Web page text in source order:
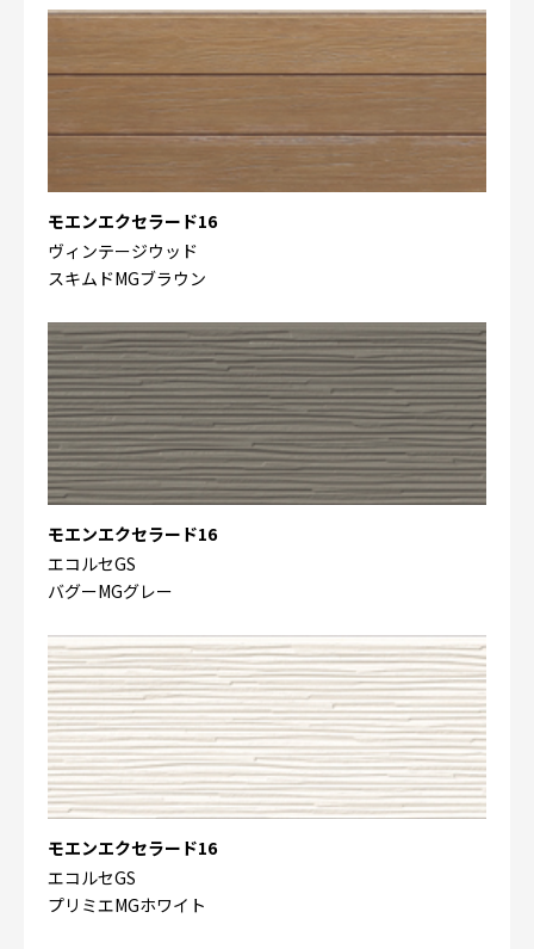
モエンエクセラード16
ヴィンテージウッド
スキムドMGブラウン
モエンエクセラード16
エコルセGS
バグーMGグレー
モエンエクセラード16
エコルセGS
プリミエMGホワイト